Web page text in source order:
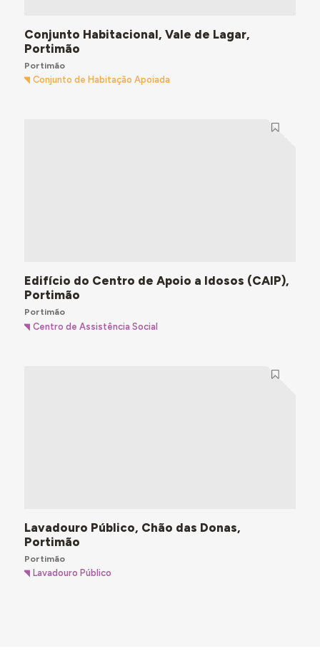
Conjunto Habitacional, Vale de Lagar,
Portimão
Portimão
Conjunto de Habitação Apoiada
Edifício do Centro de Apoio a Idosos (CAIP),
Portimão
Portimão
Centro de Assistência Social
Lavadouro Público, Chão das Donas,
Portimão
Portimão
Lavadouro Público